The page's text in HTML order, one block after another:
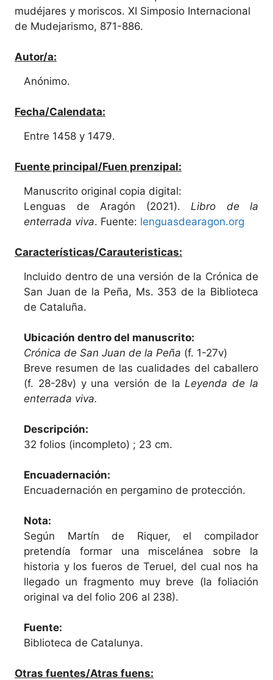
mudéjares y moriscos. XI Simposio Internacional
de Mudejarismo, 871-886.
Autor/a:
Anónimo.
Fecha/Calendata:
Entre 1458 y 1479.
Fuente principal/Fuen prenzipal:
Manuscrito original copia digital:
Lenguas de Aragón (2021). Libro de la
enterrada viva. Fuente: lenguasdearagon.org
Características/Carauteristicas:
Incluido dentro de una versión de la Crónica de
San Juan de la Peña, Ms. 353 de la Biblioteca
de Cataluña.
Ubicación dentro del manuscrito:
Crónica de San Juan de la Peña (f. 1-27v)
Breve resumen de las cualidades del caballero
(f. 28-28v) y una versión de la Leyenda de la
enterrada viva.
Descripción:
32 folios (incompleto) ; 23 cm.
Encuadernación:
Encuadernación en pergamino de protección.
Nota:
Según Martín de Riquer, el compilador
pretendía formar una miscelánea sobre la
historia y los fueros de Teruel, del cual nos ha
llegado un fragmento muy breve (la foliación
original va del folio 206 al 238).
Fuente:
Biblioteca de Catalunya.
Otras fuentes/Atras fuens: